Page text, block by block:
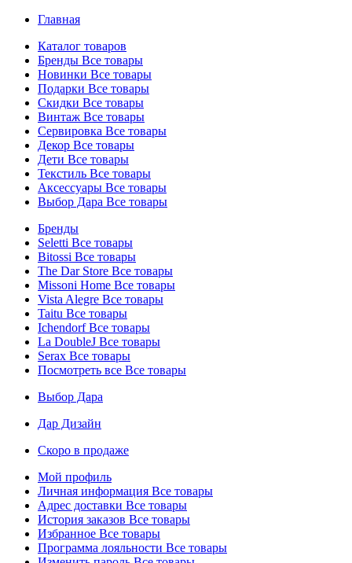
Главная
Каталог товаров
Бренды Все товары
Новинки Все товары
Подарки Все товары
Скидки Все товары
Винтаж Все товары
Сервировка Все товары
Декор Все товары
Дети Все товары
Текстиль Все товары
Аксессуары Все товары
Выбор Дара Все товары
Бренды
Seletti Все товары
Bitossi Все товары
The Dar Store Все товары
Missoni Home Все товары
Vista Alegre Все товары
Taitu Все товары
IchendorfВсе товары
La DoubleJ Все товары
Serax Все товары
Посмотреть все Все товары
Выбор Дара
Дар Дизайн
Скоро в продаже
Мой профиль
Личная информация Все товары
Адрес доставки Все товары
История заказов Все товары
Избранное Все товары
Программа лояльности Все товары